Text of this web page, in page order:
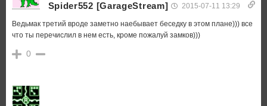
Spider552 [GarageStream] 2015-07-11 13:29
Ведьмак третий вроде заметно наебывает беседку в этом плане))) все
что ты перечислил в нем есть, кроме пожалуй замков)))
0